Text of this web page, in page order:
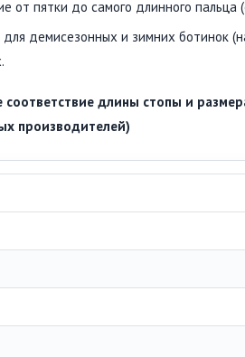
от пятки до самого длинного пальца
демисезонных и зимних ботинок
длины стопы и
производителей)